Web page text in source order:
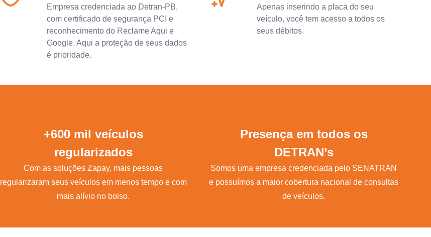
Empresa credenciada ao Detran-PB,
com certificado de segurança PCI e
reconhecimento do Reclame Aqui e
Google. Aqui a proteção de seus dados
é prioridade.
Apenas inserindo a placa do seu
veículo, você tem acesso a todos os
seus débitos.
+600 mil veículos
regularizados
Com as soluções Zapay, mais pessoas
regularizaram seus veículos em menos tempo e com
mais alívio no bolso.
Presença em todos os
DETRAN’s
Somos uma empresa credenciada pelo SENATRAN
e possuímos a maior cobertura nacional de consultas
de veículos.